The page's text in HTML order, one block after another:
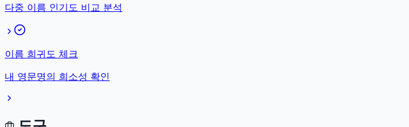
다중 이름 인기도 비교 분석
이름 희귀도 체크
내 영문명의 희소성 확인